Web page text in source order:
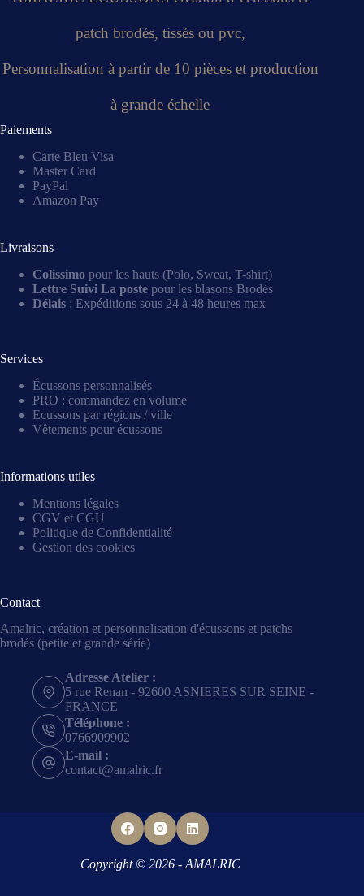
patch brodés, tissés ou pvc,
Personnalisation à partir de 10 pièces et production
à grande échelle
Paiements
Carte Bleu Visa
Master Card
PayPal
Amazon Pay
Livraisons
Colissimo pour les hauts (Polo, Sweat, T-shirt)
Lettre Suivi La poste pour les blasons Brodés
Délais : Expéditions sous 24 à 48 heures max
Services
Écussons personnalisés
PRO : commandez en volume
Ecussons par régions / ville
Vêtements pour écussons
Informations utiles
Mentions légales
CGV et CGU
Politique de Confidentialité
Gestion des cookies
Contact
Amalric, création et personnalisation d'écussons et patchs
brodés (petite et grande série)
Adresse Atelier :
5 rue Renan - 92600 ASNIERES SUR SEINE -
FRANCE
Téléphone :
0766909902
E-mail :
contact@amalric.fr
Copyright © 2026 - AMALRIC